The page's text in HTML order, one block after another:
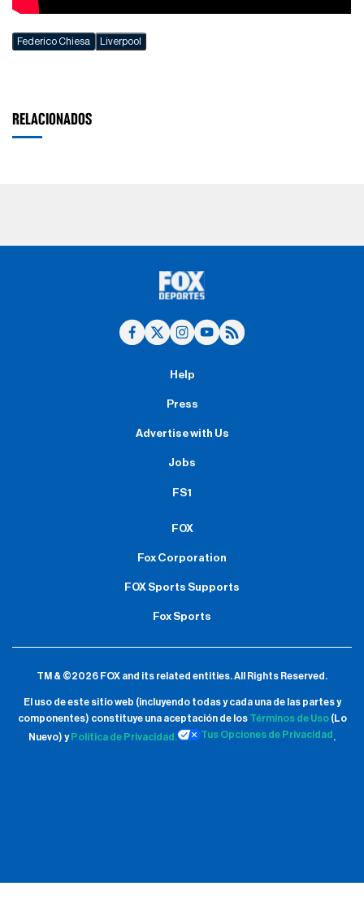
Federico Chiesa Liverpool
RELACIONADOS
Help
Press
Advertise with Us
Jobs
FS1
FOX
Fox Corporation
FOX Sports Supports
Fox Sports
TM & ©2026 FOX and its related entities.All Rights Reserved.
El uso de este sitio web (incluyendo todas y cada una de las partes y
componentes) constituye una aceptación de los Términos de Uso(Lo
Nuevo) y Política de Privacidad. Tus Opciones de Privacidad .